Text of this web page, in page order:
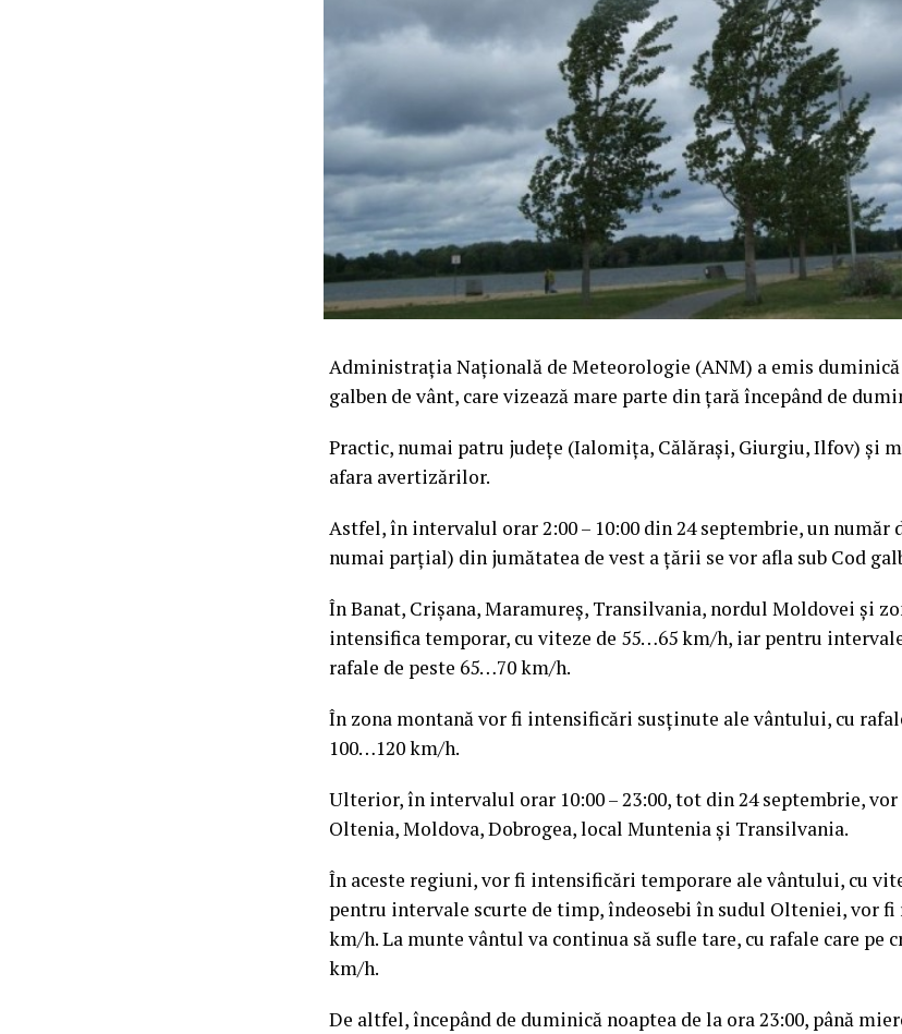
Administraţia Naţională de Meteorologie (ANM) a emis
galben de vânt, care vizează mare parte din ţară începând de
Practic, numai patru judeţe (Ialomiţa, Călăraşi, Giurgiu, Ilfov) şi
afara avertizărilor.
Astfel, în intervalul orar 2:00 – 10:00 din 24 septembrie, un număr
numai parţial) din jumătatea de vest a ţării se vor afla sub Cod
În Banat, Crişana, Maramureş, Transilvania, nordul Moldovei şi
intensifica temporar, cu viteze de 55…65 km/h, iar pentru
rafale de peste 65…70 km/h.
În zona montană vor fi intensificări susţinute ale vântului, cu
100…120 km/h.
Ulterior, în intervalul orar 10:00 – 23:00, tot din 24 septembrie,
Oltenia, Moldova, Dobrogea, local Muntenia şi Transilvania.
În aceste regiuni, vor fi intensificări temporare ale vântului, cu
pentru intervale scurte de timp, îndeosebi în sudul Olteniei, vor fi
km/h. La munte vântul va continua să sufle tare, cu rafale care pe
km/h.
De altfel, începând de duminică noaptea de la ora 23:00, până